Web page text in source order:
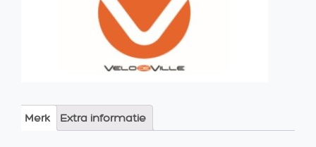
Merk Extra informatie